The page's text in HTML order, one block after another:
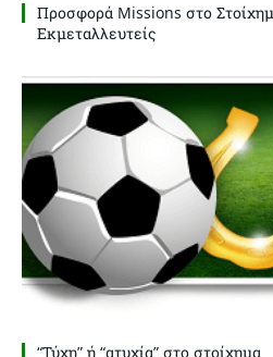
Προσφορά Missions στο
Εκμεταλλευτείς
“Τύχη” ή “ατυχία” στο στοίχημα